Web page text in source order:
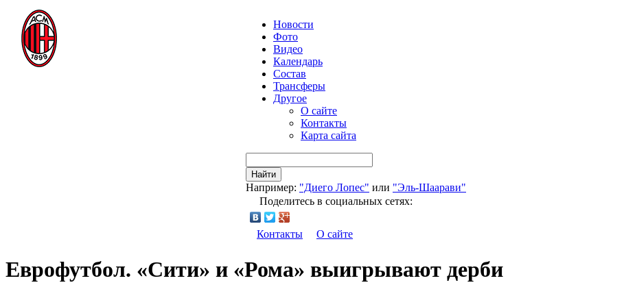
Новости
Фото
Видео
Календарь
Состав
Трансферы
Другое
О сайте
Контакты
Карта сайта
Найти
Например: "Диего Лопес" или "Эль-Шаарави"
Поделитесь в социальных сетях:
Контакты О сайте
Еврофутбол. «Сити» и «Рома» выигрывают дерби